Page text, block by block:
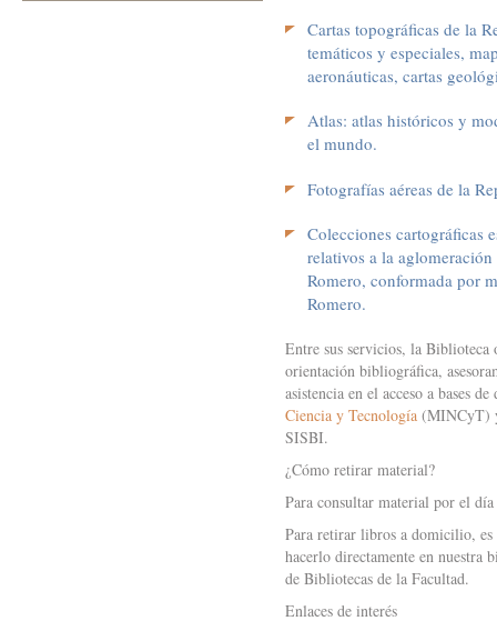
Cartas topográficas de la
temáticos y especiales,
aeronáuticas, cartas
Atlas: atlas históricos y
el mundo.
Fotografías aéreas de la
Colecciones cartográficas
relativos a la
Romero, conformada por
Romero.
Entre sus servicios, la Biblioteca
orientación bibliográfica,
asistencia en el acceso a bases
Ciencia y Tecnología
SISBI.
¿Cómo retirar material?
Para consultar material por el
Para retirar libros a domicilio, es
hacerlo directamente en nuestra
de Bibliotecas de la Facultad.
Enlaces de interés